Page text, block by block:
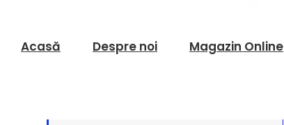
Acasă Despre noi Magazin Online